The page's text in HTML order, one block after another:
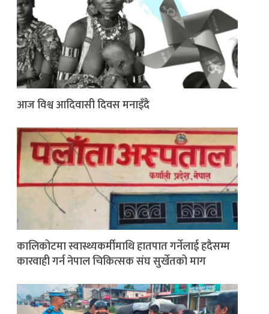
आज विश्व आदिवासी दिवस मनाइँदै
कालिकोटमा स्वास्थ्यकर्मीमाथि हातपात गर्नेलाई हदैसम्म
कारवाही गर्न नेपाल चिकित्सक संघ सुर्खेतको माग